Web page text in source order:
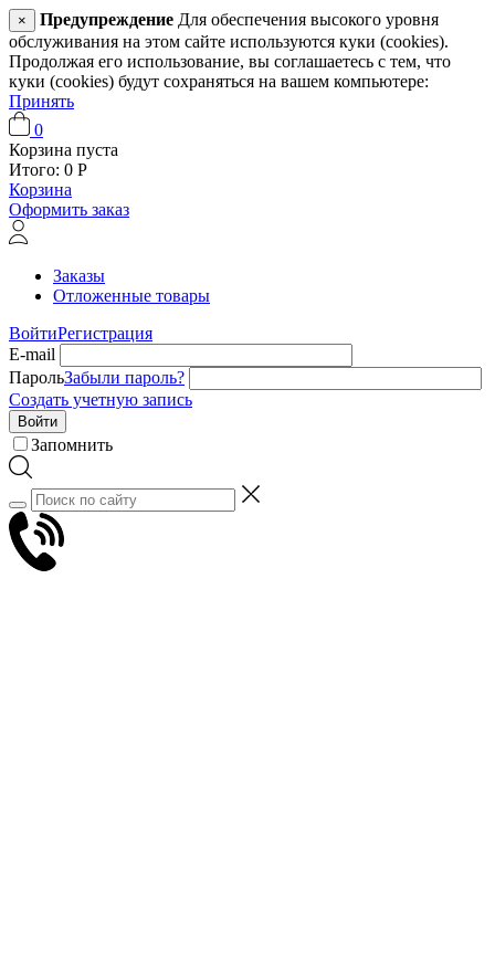
× Предупреждение Для обеспечения высокого уровня
обслуживания на этом сайте используются куки (cookies).
Продолжая его использование, вы соглашаетесь с тем, что
куки (cookies) будут сохраняться на вашем компьютере:
Принять
0
Корзина пуста
Итого: 0 Р
Корзина
Оформить заказ
Заказы
Отложенные товары
ВойтиРегистрация
E-mail
ПарольЗабыли пароль?
Создать учетную запись
Войти
Запомнить